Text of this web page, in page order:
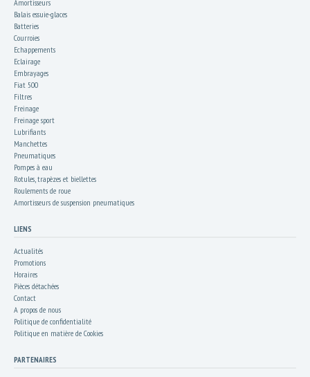
Amortisseurs
Balais essuie-glaces
Batteries
Courroies
Echappements
Eclairage
Embrayages
Fiat 500
Filtres
Freinage
Freinage sport
Lubrifiants
Manchettes
Pneumatiques
Pompes à eau
Rotules, trapèzes et biellettes
Roulements de roue
Amortisseurs de suspension pneumatiques
LIENS
Actualités
Promotions
Horaires
Pièces détachées
Contact
A propos de nous
Politique de confidentialité
Politique en matière de Cookies
PARTENAIRES